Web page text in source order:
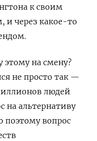
к своим
через какое-то
на смену?
не просто так —
людей
на альтернативу
поэтому вопрос